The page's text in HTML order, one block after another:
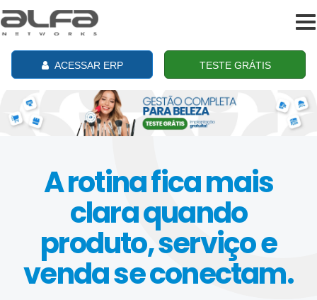
ACESSAR ERP TESTE GRÁTIS
A rotina fica mais
clara quando
produto, serviço e
venda se conectam.